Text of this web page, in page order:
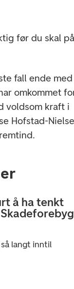
før du skal på
fall ende
omkommet
voldsom kraft i
Hofstad-
å ha tenkt
langt inntil